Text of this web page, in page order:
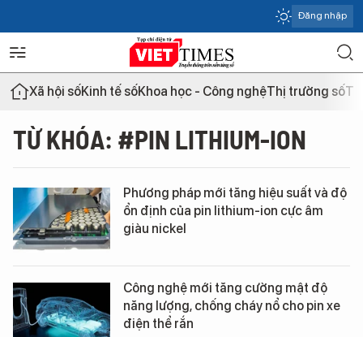
Đăng nhập
Xã hội sốKinh tế sốKhoa học - Công nghệThị trường số
TỪ KHÓA: #PIN LITHIUM-ION
Phương pháp mới tăng hiệu suất và độ
ổn định của pin lithium-ion cực âm
giàu nickel
Công nghệ mới tăng cường mật độ
năng lượng, chống cháy nổ cho pin xe
điện thể rắn